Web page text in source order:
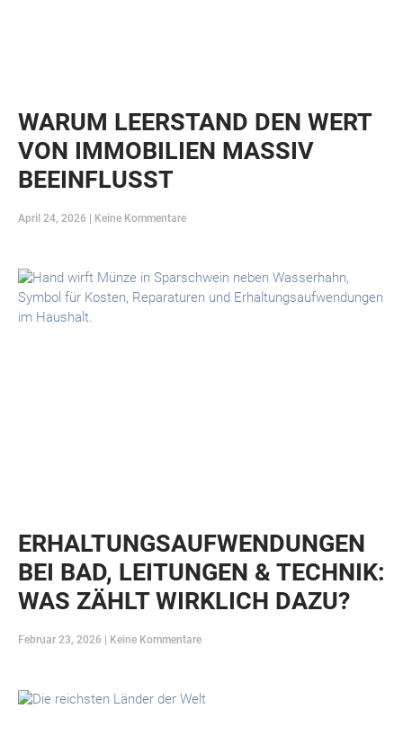
WARUM LEERSTAND DEN WERT
VON IMMOBILIEN MASSIV
BEEINFLUSST
April 24, 2026 Keine Kommentare
ERHALTUNGSAUFWENDUNGEN
BEI BAD, LEITUNGEN & TECHNIK:
WAS ZÄHLT WIRKLICH DAZU?
Februar 23, 2026 Keine Kommentare